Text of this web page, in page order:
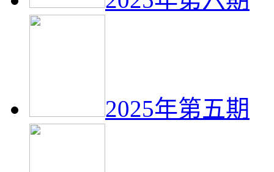
2025年第五期